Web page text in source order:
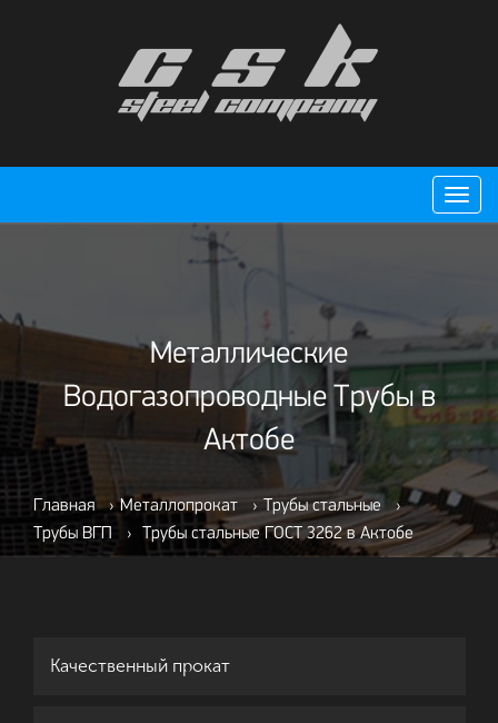
Металлические
Водогазопроводные Трубы в
Актобе
Главная › Металлопрокат › Трубы стальные
›
Трубы ВГП
› Трубы стальные ГОСТ 3262 в Актобе
Качественный прокат